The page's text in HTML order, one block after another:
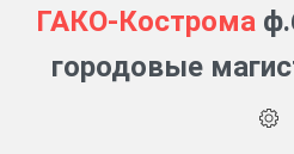
ГАКО-Кострома
городовые